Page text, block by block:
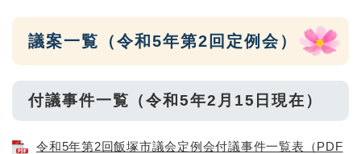
議案一覧（令和5年第2回定例会）
付議事件一覧（令和5年2月15日現在）
令和5年第2回飯塚市議会定例会付議事件一覧表（PDF